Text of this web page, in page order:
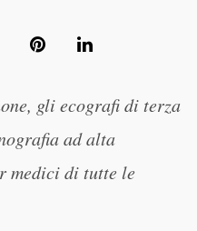
gli ecografi di terza
ad alta
medici di tutte le